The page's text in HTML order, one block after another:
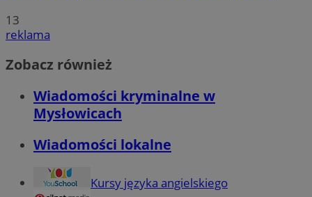
13
reklama
Zobacz również
Wiadomości kryminalne w
Mysłowicach
Wiadomości lokalne
Kursy języka angielskiego